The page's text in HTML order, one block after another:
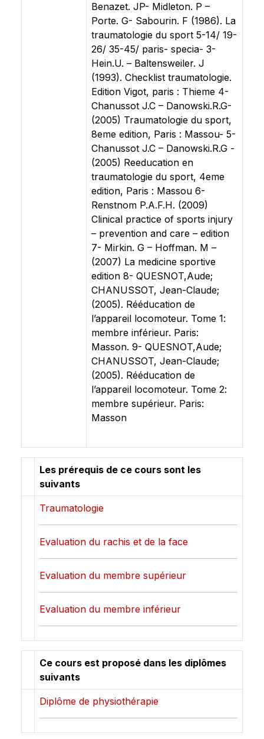
Benazet. JP- Midleton. P –
Porte. G- Sabourin. F (1986). La
traumatologie du sport 5-14/ 19-
26/ 35-45/ paris- specia- 3-
Hein.U. – Baltensweiler. J
(1993). Checklist traumatologie.
Edition Vigot, paris : Thieme 4-
Chanussot J.C – Danowski.R.G-
(2005) Traumatologie du sport,
8eme edition, Paris : Massou- 5-
Chanussot J.C – Danowski.R.G -
(2005) Reeducation en
traumatologie du sport, 4eme
edition, Paris : Massou 6-
Renstnom P.A.F.H. (2009)
Clinical practice of sports injury
– prevention and care – edition
7- Mirkin. G – Hoffman. M –
(2007) La medicine sportive
edition 8- QUESNOT,Aude;
CHANUSSOT, Jean-Claude;
(2005). Rééducation de
l’appareil locomoteur. Tome 1:
membre inférieur. Paris:
Masson. 9- QUESNOT,Aude;
CHANUSSOT, Jean-Claude;
(2005). Rééducation de
l’appareil locomoteur. Tome 2:
membre supérieur. Paris:
Masson
Les prérequis de ce cours sont les
suivants
Traumatologie
Evaluation du rachis et de la face
Evaluation du membre supérieur
Evaluation du membre inférieur
Ce cours est proposé dans les diplômes
suivants
Diplôme de physiothérapie